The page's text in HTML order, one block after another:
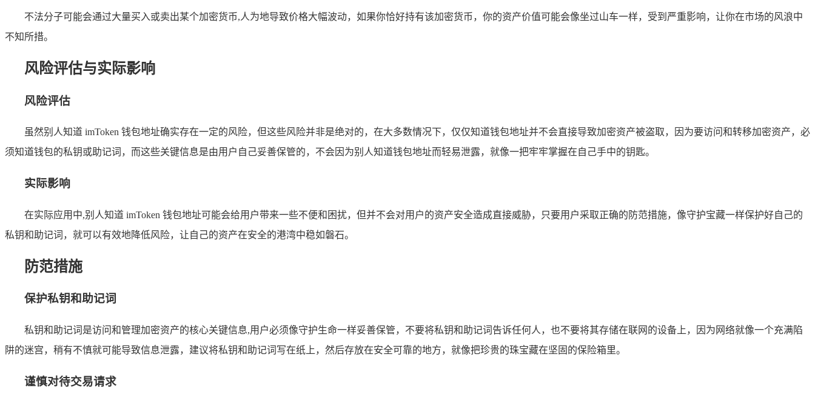
不法分子可能会通过大量买入或卖出某个加密货币,人为地导致价格大幅波动，如果你恰好持有该加密货币，你的资产价值可能会像坐过山车一样，受到严重影响，让你在市场的风浪中
不知所措。
风险评估与实际影响
风险评估
虽然别人知道 imToken 钱包地址确实存在一定的风险，但这些风险并非是绝对的，在大多数情况下，仅仅知道钱包地址并不会直接导致加密资产被盗取，因为要访问和转移加密资产，必
须知道钱包的私钥或助记词，而这些关键信息是由用户自己妥善保管的，不会因为别人知道钱包地址而轻易泄露，就像一把牢牢掌握在自己手中的钥匙。
实际影响
在实际应用中,别人知道 imToken 钱包地址可能会给用户带来一些不便和困扰，但并不会对用户的资产安全造成直接威胁，只要用户采取正确的防范措施，像守护宝藏一样保护好自己的
私钥和助记词，就可以有效地降低风险，让自己的资产在安全的港湾中稳如磐石。
防范措施
保护私钥和助记词
私钥和助记词是访问和管理加密资产的核心关键信息,用户必须像守护生命一样妥善保管，不要将私钥和助记词告诉任何人，也不要将其存储在联网的设备上，因为网络就像一个充满陷
阱的迷宫，稍有不慎就可能导致信息泄露，建议将私钥和助记词写在纸上，然后存放在安全可靠的地方，就像把珍贵的珠宝藏在坚固的保险箱里。
谨慎对待交易请求